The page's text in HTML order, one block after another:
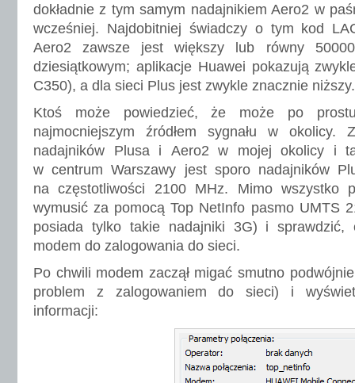
dokładnie z tym samym nadajnikiem Aero2 w
wcześniej. Najdobitniej świadczy o tym kod
Aero2 zawsze jest większy lub równy
dziesiątkowym; aplikacje Huawei pokazują
C350), a dla sieci Plus jest zwykle znacznie niższy.
Ktoś może powiedzieć, że może po
najmocniejszym źródłem sygnału w okolicy.
nadajników Plusa i Aero2 w mojej okolicy i
w centrum Warszawy jest sporo nadajników
na częstotliwości 2100 MHz. Mimo wszystko
wymusić za pomocą Top NetInfo pasmo UMTS
posiada tylko takie nadajniki 3G) i sprawdzić,
modem do zalogowania do sieci.
Po chwili modem zaczął migać smutno
problem z zalogowaniem do sieci) i
informacji: